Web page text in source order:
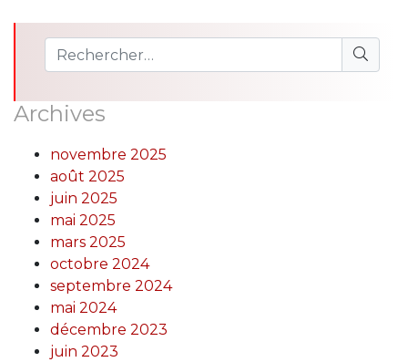
Archives
novembre 2025
août 2025
juin 2025
mai 2025
mars 2025
octobre 2024
septembre 2024
mai 2024
décembre 2023
juin 2023